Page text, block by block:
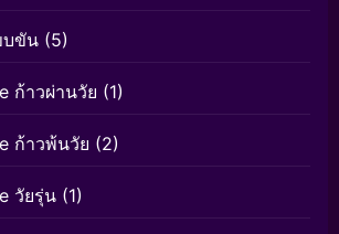
บขัน (5)
ก้าวผ่านวัย (1)
ก้าวพ้นวัย (2)
วัยรุ่น (1)